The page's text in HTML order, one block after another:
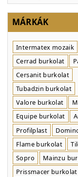
MÁRKÁK
Intermatex mozaik
Cerrad burkolat
Cersanit burkolat
Tubadzin burkolat
Valore burkolat
Equipe burkolat
Profilplast
Flame burkolat
Sopro
Mainzu
Prissmacer burkolat